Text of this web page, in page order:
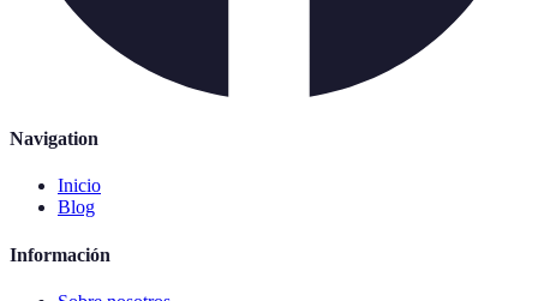
Navigation
Inicio
Blog
Información